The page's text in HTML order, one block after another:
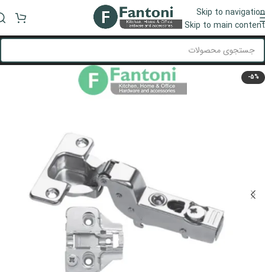
Skip to navigation
Skip to main content
منو
-5%